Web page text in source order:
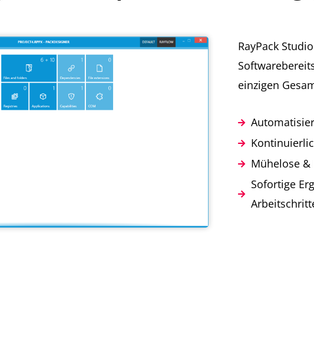
RayPack
einzigen
Mühelose &
Sofortige